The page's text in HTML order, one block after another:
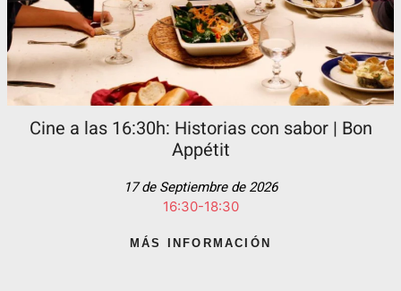
Cine a las 16:30h: Historias con sabor | Bon
Appétit
17 de Septiembre de 2026
16:30-18:30
MÁS INFORMACIÓN